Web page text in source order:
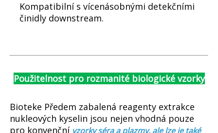
Kompatibilní s vícenásobnými detekčními
činidly downstream.
Použitelnost pro rozmanité biologické vzorky
Bioteke Předem zabalená reagenty extrakce
nukleových kyselin jsou nejen vhodná pouze
pro konvenční vzorky séra a plazmy, ale lze je také